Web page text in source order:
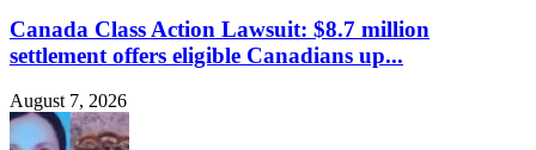
Canada Class Action Lawsuit: $8.7 million
settlement offers eligible Canadians up...
August 7, 2026